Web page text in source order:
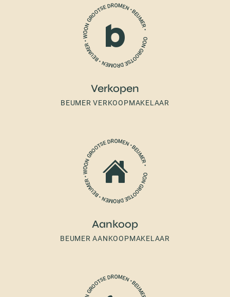
Verkopen
BEUMER VERKOOPMAKELAAR
Aankoop
BEUMER AANKOOPMAKELAAR